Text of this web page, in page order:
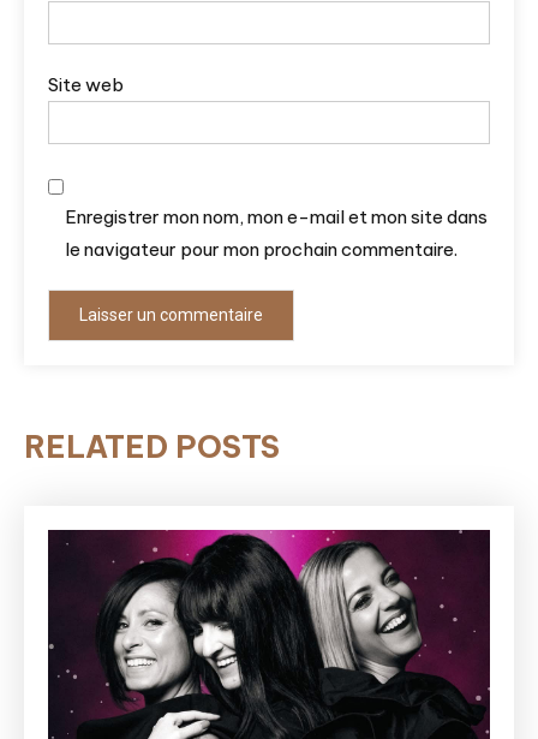
Site web
Enregistrer mon nom, mon e-mail et mon site dans
le navigateur pour mon prochain commentaire.
RELATED POSTS